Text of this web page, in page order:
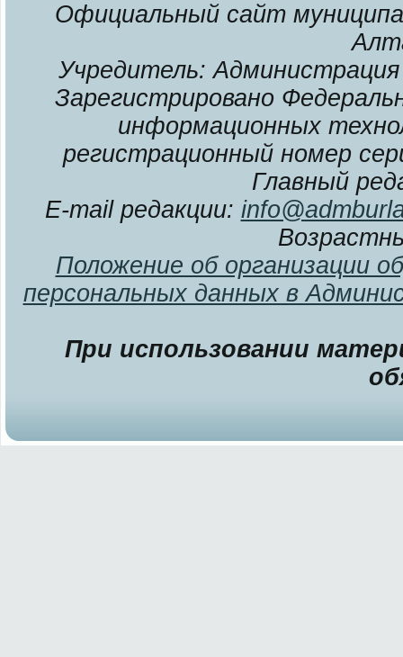
Официальный сайт
Учредитель: Администрация
Зарегистрировано
информационных
регистрационный номер
Главный
E-mail редакции:
Положение об организации
персональных данных в
При использовании